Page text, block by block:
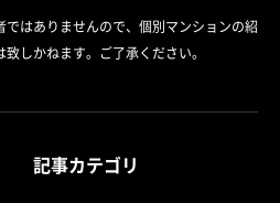
はありませんので、個別マンションの紹
しかねます。ご了承ください。
記事カテゴリ